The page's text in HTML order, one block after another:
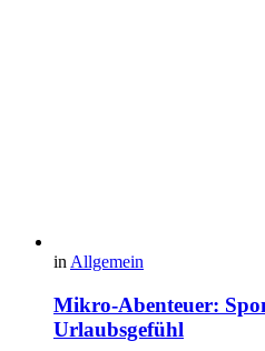
in Allgemein
Mikro-Abenteuer:
Urlaubsgefühl